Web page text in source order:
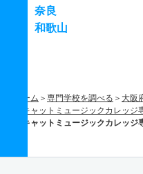
奈良
和歌山
ホーム 専門学校を調べる
大阪
キャットミュージックカレッ
キャットミュージックカレッ